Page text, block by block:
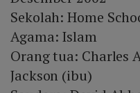
Sekolah: Home
Agama: Islam
Orang tua: Charles
Jackson (ibu)